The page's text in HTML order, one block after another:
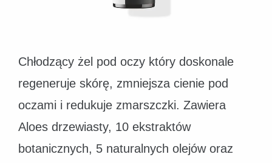
Chłodzący żel pod oczy który doskonale
regeneruje skórę, zmniejsza cienie pod
oczami i redukuje zmarszczki. Zawiera
Aloes drzewiasty, 10 ekstraktów
botanicznych, 5 naturalnych olejów oraz